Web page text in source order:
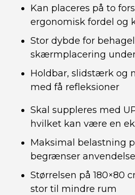
Kan placeres på to
ergonomisk fordel og
Stor dybde for
skærmplacering under
Holdbar, slidstærk og
med få refleksioner
Skal suppleres med
hvilket kan være en
Maksimal belastning
begrænser
Størrelsen på 180×80
stor til mindre rum